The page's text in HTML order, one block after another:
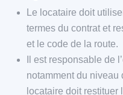
Le locataire doit
termes du contrat et
et le code de la route.
Il est responsable de
notamment du niveau
locataire doit